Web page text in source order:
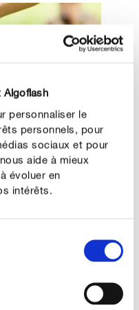
Algoflash
personnaliser le
personnels, pour
sociaux et pour
aide à mieux
évoluer en
intérêts.
pour que les